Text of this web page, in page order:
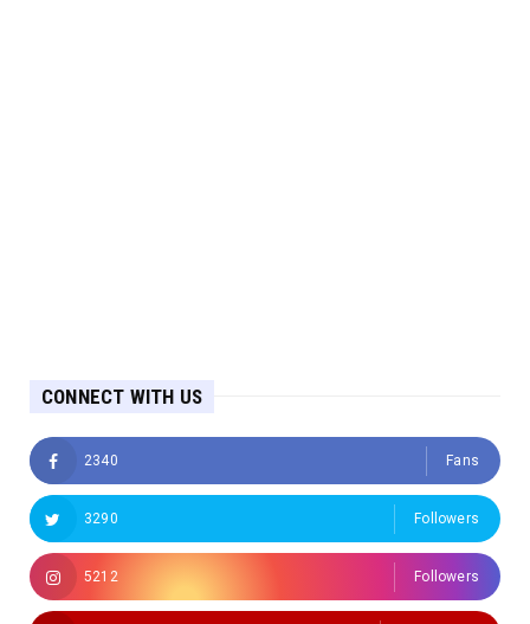
CONNECT WITH US
2340 Fans
3290 Followers
5212 Followers